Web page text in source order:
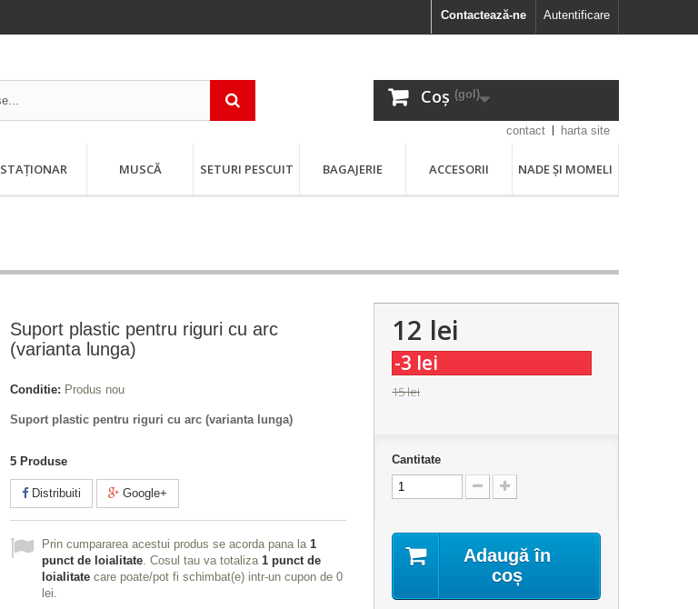
Autentificare
Contactează-ne
Coș (gol)
contact harta site
STAȚIONAR MUSCĂ SETURI PESCUIT BAGAJERIE ACCESORII NADE ȘI MOMELI
Suport plastic pentru riguri cu arc
(varianta lunga)
Conditie: Produs nou
Suport plastic pentru riguri cu arc (varianta lunga)
5 Produse
Distribuiti Google+
Prin cumpararea acestui produs se acorda pana la 1
punct de loialitate. Cosul tau va totaliza 1 punct de
loialitate care poate/pot fi schimbat(e) intr-un cupon de 0
lei.
12 lei
-3 lei
15 lei
Cantitate
Adaugă în
coș